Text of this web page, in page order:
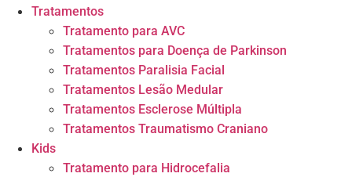
Tratamentos
Tratamento para AVC
Tratamentos para Doença de Parkinson
Tratamentos Paralisia Facial
Tratamentos Lesão Medular
Tratamentos Esclerose Múltipla
Tratamentos Traumatismo Craniano
Kids
Tratamento para Hidrocefalia